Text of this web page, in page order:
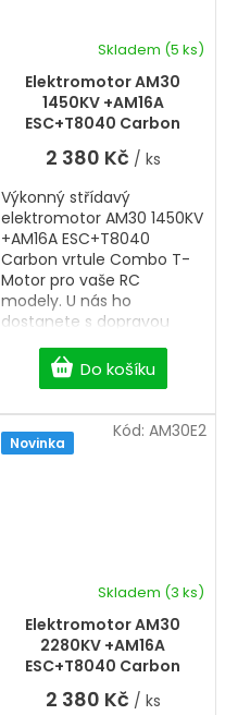
Elektromotor AM30
1450KV +AM16A
ESC+T8040 Carbon
vrtule Combo T-Motor
Skladem (5 ks)
2 380 Kč / ks
Do košíku
Výkonný střídavý
elektromotor AM30 1450KV
+AM16A ESC+T8040
Carbon vrtule Combo T-
Motor pro vaše RC
modely. U nás ho
dostanete s dopravou
zdarma od 2 500 Kč.
Novinka
Elektromotor AM30
2280KV +AM16A
ESC+T8040 Carbon
vrtule Combo T-Motor
Skladem (3 ks)
2 380 Kč / ks
Kód: AM30E2